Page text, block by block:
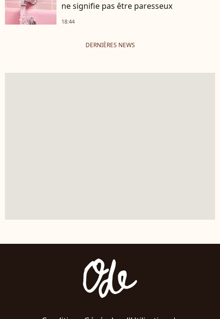
ne signifie pas être paresseux
18:44
DERNIÈRES NEWS